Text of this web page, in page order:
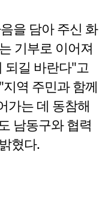
을 담아 주신 화
기부로 이어져
되길 바란다"고
역 주민과 함께
가는 데 동참해
남동구와 협력
혔다.